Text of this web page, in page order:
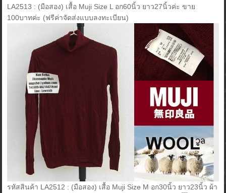
LA2513 : (มือสอง) เสื้อ Muji Size L อก60นิ้ว ยาว27นิ้วค่ะ ขาย
100บาทค่ะ (ฟรีค่าจัดส่งแบบลงทะเบียน)
รหัสสินค้า LA2512 : (มือสอง) เสื้อ Muji Size M อก30นิ้ว ยาว23นิ้ว ผ้า